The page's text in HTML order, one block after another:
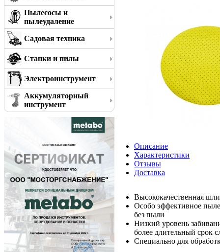
Пылесосы и
пылеудаление
Садовая техника
Станки и пилы
Электроинструмент
Аккумуляторный
инструмент
Описание
Характеристики
Отзывы
Доставка
Высококачественная
Особо эффективное
без пыли
Низкий уровень
более длительный срок
Специально для